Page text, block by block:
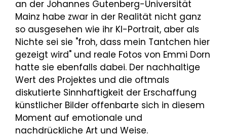
an der Johannes Gutenberg-Universität
Mainz habe zwar in der Realität nicht ganz
so ausgesehen wie ihr KI-Portrait, aber als
Nichte sei sie "froh, dass mein Tantchen hier
gezeigt wird" und reale Fotos von Emmi Dorn
hatte sie ebenfalls dabei. Der nachhaltige
Wert des Projektes und die oftmals
diskutierte Sinnhaftigkeit der Erschaffung
künstlicher Bilder offenbarte sich in diesem
Moment auf emotionale und
nachdrückliche Art und Weise.